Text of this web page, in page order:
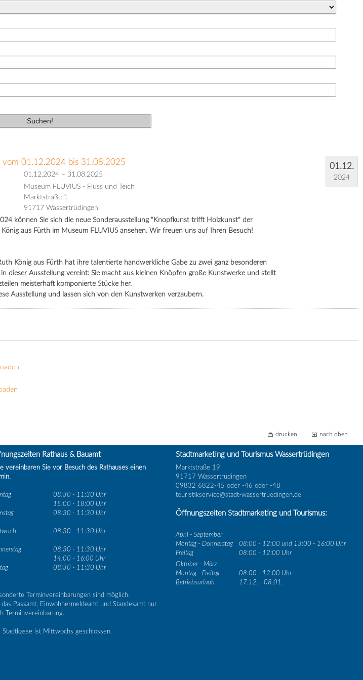
01.12.
2024
vom 01.12.2024 bis 31.08.2025
01.12.2024– 31.08.2025
Museum FLUVIUS - Fluss und Teich
Marktstraße 1
91717 Wassertrüdingen
können Sie sich die neue Sonderausstellung "Knopfkunst trifft Holzkunst" der
aus Fürth im Museum FLUVIUS ansehen. Wir freuen uns auf Ihren Besuch!
König aus Fürth hat ihre talentierte handwerkliche Gabe zu zwei ganz besonderen
dieser Ausstellung vereint: Sie macht aus kleinen Knöpfen große Kunstwerke und stellt
meisterhaft komponierte Stücke her.
Ausstellung und lassen sich von den Kunstwerken verzaubern.
drucken nach oben
Rathaus & Bauamt
vereinbaren Sie vor Besuch des Rathauses einen
08:30 - 11:30 Uhr
15:00 - 18:00 Uhr
08:30 - 11:30 Uhr
08:30 - 11:30 Uhr
08:30 - 11:30 Uhr
14:00 - 16:00 Uhr
08:30 - 11:30 Uhr
Terminvereinbarungen sind möglich.
das Passamt, Einwohnermeldeamt und Standesamt nur
Terminvereinbarung.
Stadtkasse ist Mittwochs geschlossen.
Stadtmarketing und Tourismus Wassertrüdingen
Marktstraße 19
91717 Wassertrüdingen
09832 6822-45 oder -46 oder -48
touristikservice@stadt-wassertruedingen.de
Öffnungszeiten Stadtmarketing und Tourismus:
April - September
Montag - Donnerstag
08:00 - 12:00 und 13:00 - 16:00 Uhr
Freitag
08:00 - 12:00 Uhr
Oktober - März
Montag - Freitag
08:00 - 12:00 Uhr
Betriebsurlaub
17.12. - 08.01.